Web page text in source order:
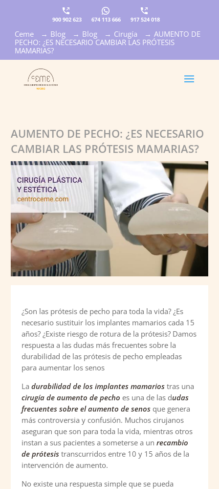
900 902 623 674 113 666 917 524 018
Ceme → Blog → Blog → Cirugía → AUMENTO DE
PECHO: ¿ES NECESARIO CAMBIAR LAS PRÓTESIS
MAMARIAS?
AUMENTO DE PECHO: ¿ES NECESARIO
CAMBIAR LAS PRÓTESIS MAMARIAS?
¿Son las prótesis de pecho para toda la vida? ¿Es
necesario sustituir los implantes mamarios cada 15
años? ¿Existe riesgo de rotura de la prótesis? Damos
respuesta a las dudas más frecuentes sobre la
durabilidad de las prótesis de pecho empleadas
para aumentar los senos
La durabilidad de los implantes mamariostras una
cirugía de aumento de pecho es una de las dudas
frecuentes sobre el aumento de senosque genera
más controversia y confusión. Muchos cirujanos
aseguran que son para toda la vida, mientras otros
instan a sus pacientes a someterse a un recambio
de prótesistranscurridos entre 10 y 15 años de la
intervención de aumento.
No existe una respuesta simple que se pueda